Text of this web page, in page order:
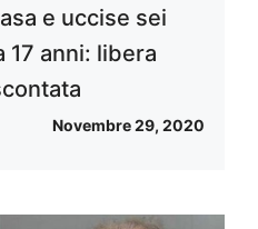
e uccise sei
17 anni: libera
Novembre 29, 2020